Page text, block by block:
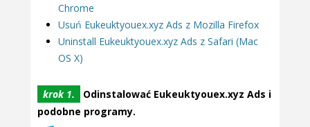
Chrome
Usuń Eukeuktyouex.xyz Ads z Mozilla Firefox
Uninstall Eukeuktyouex.xyz Ads z Safari (Mac
OS X)
krok 1.
Odinstalować Eukeuktyouex.xyz Ads i
podobne programy.